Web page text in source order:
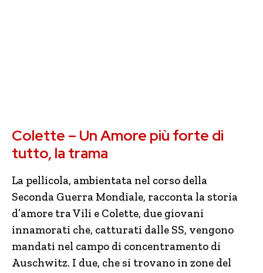
Colette – Un Amore più forte di
tutto, la trama
La pellicola, ambientata nel corso della
Seconda Guerra Mondiale, racconta la storia
d’amore tra Vili e Colette, due giovani
innamorati che, catturati dalle SS, vengono
mandati nel campo di concentramento di
Auschwitz. I due, che si trovano in zone del